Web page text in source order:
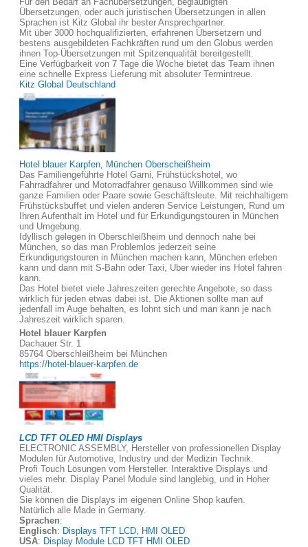
Übersetzungen, oder auch juristischen Übersetzungen in allen
Sprachen ist Kitz Global ihr bester Ansprechpartner.
Mit über 3000 hochqualifizierten, erfahrenen Übersetzern und
bestens ausgebildeten Fachkräften rund um den Globus werden
ihnen Top-Übersetzungen mit Spitzenqualität bereitgestellt.
Eine Verfügbarkeit von 7 Tage die Woche bietet das Team ihnen
eine schnelle Express Lieferung mit absoluter Termintreue.
Kitz Global Deutschland
Hotel blauer Karpfen, München Oberscheißheim
Das Familiengeführte Hotel Garni, Frühstückshotel, wo
Fahrradfahrer und Motorradfahrer genauso Willkommen sind wie
ganze Familien oder Paare sowie Geschäftsleute. Mit reichhaltigem
Frühstücksbuffet und vielen anderen Service Leistungen, Rund um
Ihren Aufenthalt im Hotel und für Erkundigungstouren in München
und Umgebung.
Idyllisch gelegen in Oberschleißheim und dennoch nahe bei
München, so das man Problemlos jederzeit seine
Erkundigungstouren in München machen kann, München erleben
kann und dann mit S-Bahn oder Taxi, Uber wieder ins Hotel fahren
kann.
Das Hotel bietet viele Jahreszeiten gerechte Angebote, so dass
wirklich für jeden etwas dabei ist. Die Aktionen sollte man auf
jedenfall im Auge behalten, es lohnt sich und man kann je nach
Jahreszeit wirklich sparen.
Hotel blauer Karpfen
Dachauer Str. 1
85764 Oberschleißheim bei München
https://hotel-blauer-karpfen.de
LCD TFT OLED HMI Displays
ELECTRONIC ASSEMBLY, Hersteller von professionellen Display
Modulen für Automotive, Industry und der Medizin Technik.
Profi Touch Lösungen vom Hersteller. Interaktive Displays und
vieles mehr. Display Panel Module sind langlebig, und in Hoher
Qualität.
Sie können die Displays im eigenen Online Shop kaufen.
Natürlich alle Made in Germany.
Sprachen:
Englisch: Displays TFT LCD, HMI OLED
USA: Display Module LCD TFT HMI OLED